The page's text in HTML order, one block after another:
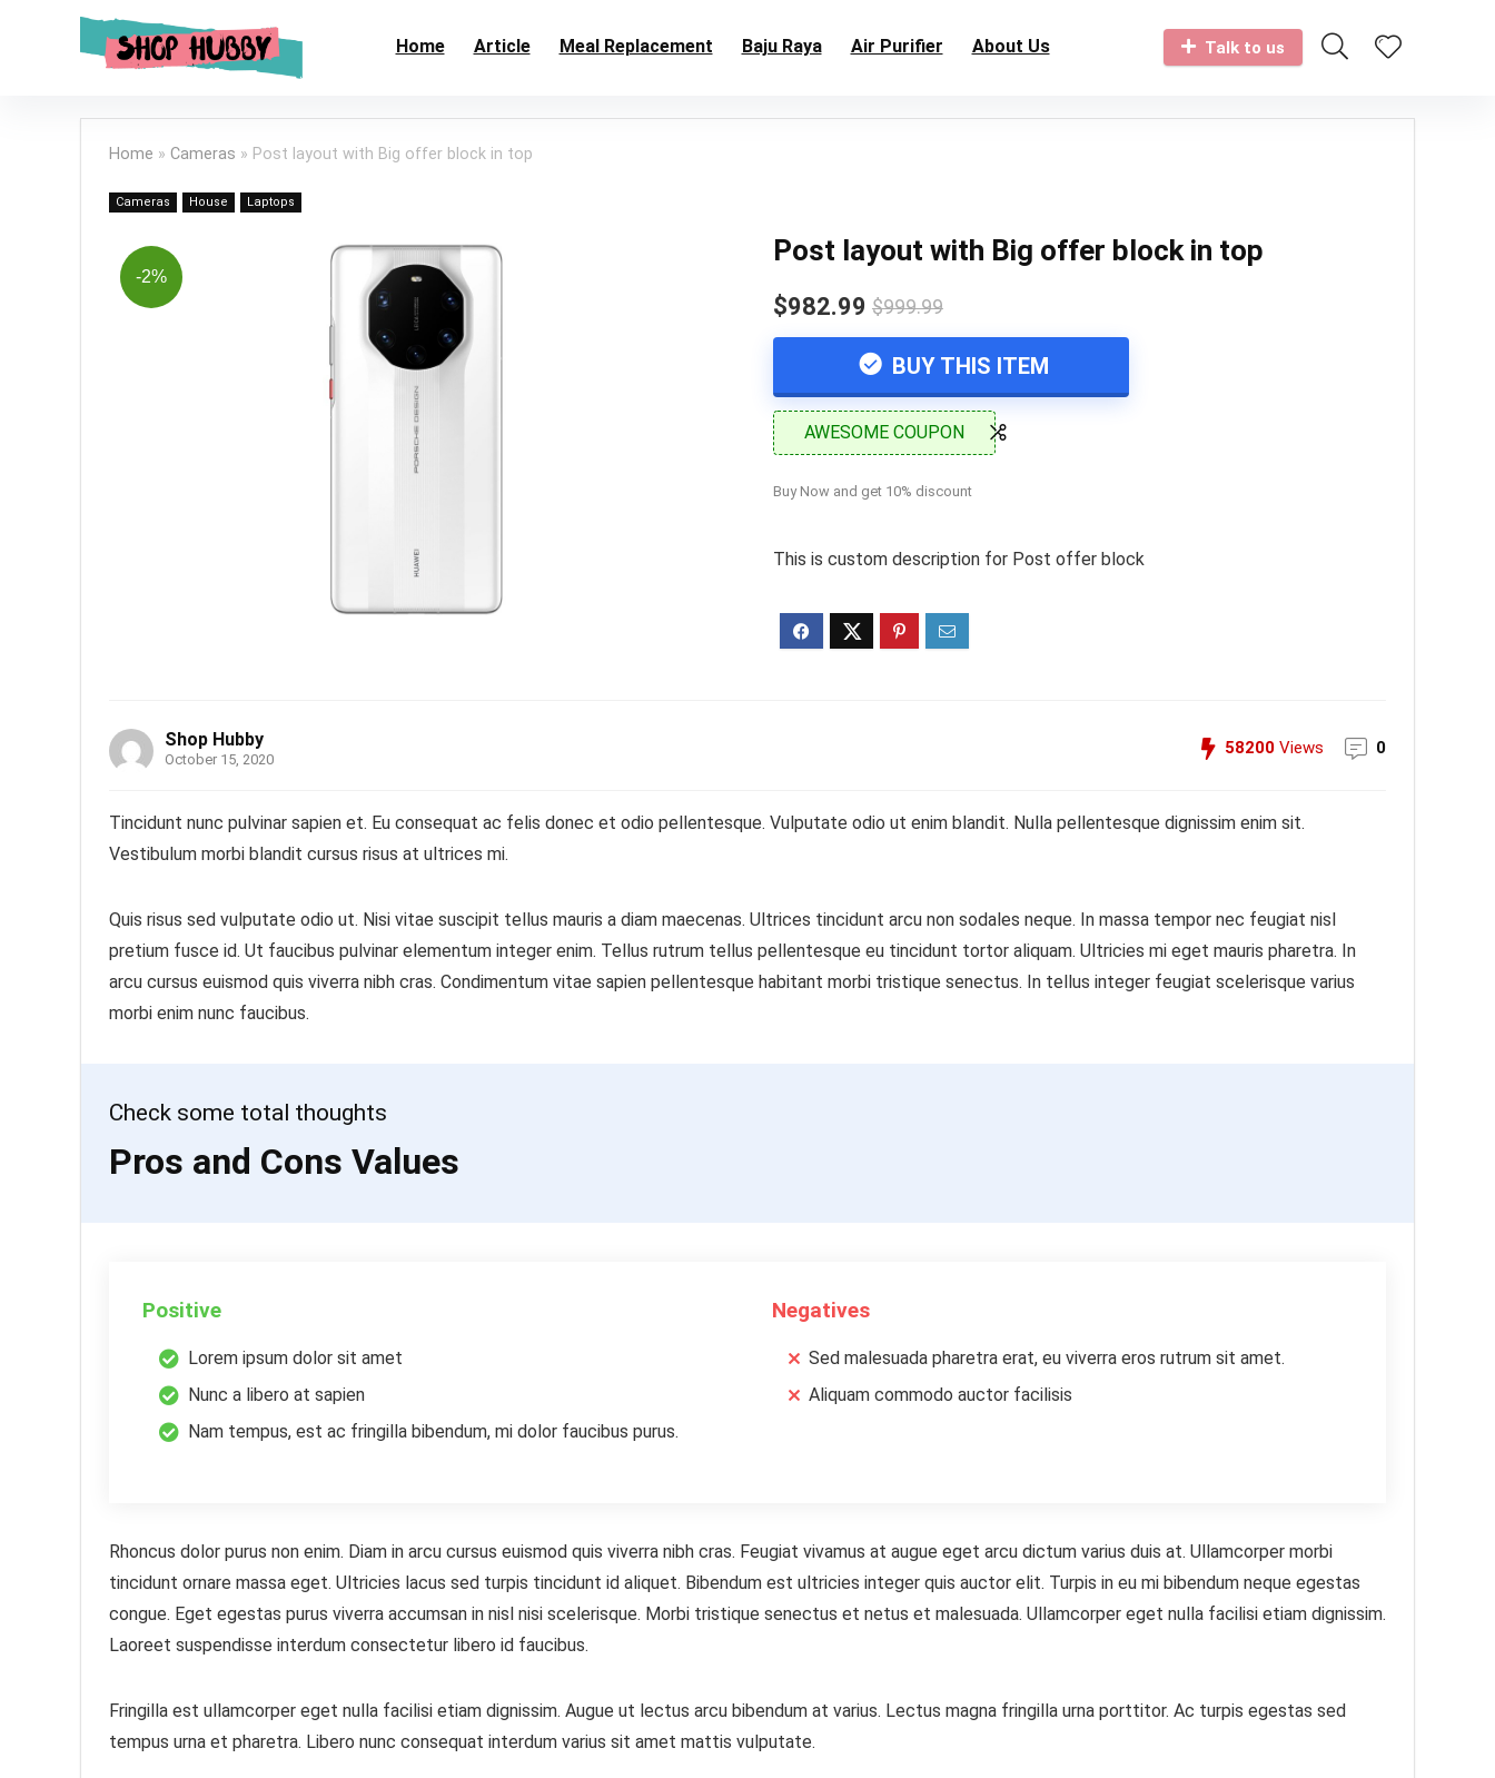
Home Article Meal Replacement Baju Raya Air Purifier About Us Talk to us
Home » Cameras » Post layout with Big offer block in top
Cameras House Laptops
-2%
Post layout with Big offer block in top
$982.99 $999.99
BUY THIS ITEM
AWESOME COUPON
Buy Now and get 10% discount
This is custom description for Post offer block
Shop Hubby
October 15, 2020
58200 Views 0
Tincidunt nunc pulvinar sapien et. Eu consequat ac felis donec et odio pellentesque. Vulputate odio ut enim blandit. Nulla pellentesque dignissim enim sit.
Vestibulum morbi blandit cursus risus at ultrices mi.
Quis risus sed vulputate odio ut. Nisi vitae suscipit tellus mauris a diam maecenas. Ultrices tincidunt arcu non sodales neque. In massa tempor nec feugiat nisl
pretium fusce id. Ut faucibus pulvinar elementum integer enim. Tellus rutrum tellus pellentesque eu tincidunt tortor aliquam. Ultricies mi eget mauris pharetra. In
arcu cursus euismod quis viverra nibh cras. Condimentum vitae sapien pellentesque habitant morbi tristique senectus. In tellus integer feugiat scelerisque varius
morbi enim nunc faucibus.
Check some total thoughts
Pros and Cons Values
Positive
Lorem ipsum dolor sit amet
Nunc a libero at sapien
Nam tempus, est ac fringilla bibendum, mi dolor faucibus purus.
Negatives
Sed malesuada pharetra erat, eu viverra eros rutrum sit amet.
Aliquam commodo auctor facilisis
Rhoncus dolor purus non enim. Diam in arcu cursus euismod quis viverra nibh cras. Feugiat vivamus at augue eget arcu dictum varius duis at. Ullamcorper morbi
tincidunt ornare massa eget. Ultricies lacus sed turpis tincidunt id aliquet. Bibendum est ultricies integer quis auctor elit. Turpis in eu mi bibendum neque egestas
congue. Eget egestas purus viverra accumsan in nisl nisi scelerisque. Morbi tristique senectus et netus et malesuada. Ullamcorper eget nulla facilisi etiam dignissim.
Laoreet suspendisse interdum consectetur libero id faucibus.
Fringilla est ullamcorper eget nulla facilisi etiam dignissim. Augue ut lectus arcu bibendum at varius. Lectus magna fringilla urna porttitor. Ac turpis egestas sed
tempus urna et pharetra. Libero nunc consequat interdum varius sit amet mattis vulputate.